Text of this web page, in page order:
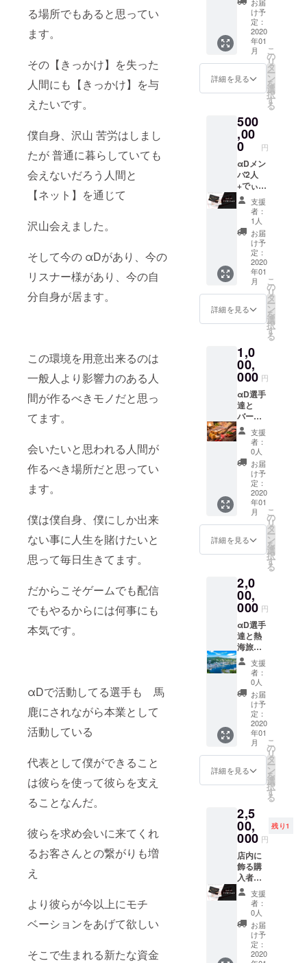
る場所でもあると思ってい
ます。
その【きっかけ】を失った
人間にも【きっかけ】を与
えたいです。
僕自身、沢山 苦労はしまし
たが 普通に暮らしていても
会えないだろう人間と
【ネット】を通じて
沢山会えました。
そして今の αDがあり、今の
リスナー様があり、今の自
分自身が居ます。
この環境を用意出来るのは
一般人より影響力のある人
間が作るべきモノだと思っ
てます。
会いたいと思われる人間が
作るべき場所だと思ってい
ます。
僕は僕自身、僕にしか出来
ない事に人生を賭けたいと
思って毎日生きてます。
だからこそゲームでも配信
でもやるからには何事にも
本気です。
αDで活動してる選手も 馬
鹿にされながら本業として
活動している
代表として僕ができること
は彼らを使って彼らを支え
ることなんだ。
彼らを求め会いに来てくれ
るお客さんとの繋がりも増
え
より彼らが今以上にモチ
ベーションをあげて欲しい
そこで生まれる新たな資金
ルダー
(クラウ
ドファ
ンディ
ング限
定) αD
全員集
合クッ
ション
ドファ
ンディ
ング限
定品) 希
望選手
のオリ
ジナル
サイン
色紙 イ
ベント
参加メ
ンバー
チェキ1
回撮影
用イベ
ント開
催 ❷ 予
約が
入って
ない場
合 お好
きに貸
切可能
3回)(1
年間場
代)(ドリ
ンク別
途) ❸
VVIP会
員証発
行 ❹ 店
の床に
特殊
ネーム
(超限定)
名前入
りαDユ
フォー
ム 開店
αDイベ
ント(オ
フ会)優
念品
グッズ
贈呈(ク
ラウド
ファン
ディン
グ限定)
ライ
ター2種
(白 黒)
αDアク
リル
キーホ
ルダー
(クラウ
ドファ
ンディ
ング限
定) αD
全員集
ション
(クラウ
ドファ
ンディ
ング限
定品) 希
望選手
のオリ
ジナル
サイン
色紙 イ
ベント
参加メ
ンバー
チェキ1
回撮影
券
お届
け予
定：
2020
年01
月
詳細を見る
こ
の
リ
タ
ー
ン
を
選
択
す
る
500
,00
0 円
αDメン
バ2人
+でぃ
ふぇあ
+無課金
Bocky
昼間可
能 25名
まで知
り合い
呼べま
す 三時
間
VVIP会
員
※VVIP
典詳細
❶ VIP
以上専
用イベ
ント開
催 ❷ 予
約が
入って
ない場
合 お好
きに貸
切可能
(最大月
3回)(1
年間場
代無料)
(ドリン
ク別途)
❸ VVIP
会員証
店の床
に特殊
ネーム
(超限定)
名前入
りαDユ
ニ
フォー
ム 開店
αDイベ
ント(オ
フ会)優
待券 記
念品
グッズ
贈呈(ク
ラウド
ファン
ディン
グ限定)
支援
者：
1人
お届
け予
定：
2020
年01
月
詳細を見る
こ
の
リ
タ
ー
ン
を
選
択
す
る
1,0
00,
000 円
αD選手
達と
バーベ
キュー
店の床
に記念
特殊
ネーム
配信部
屋に記
念特殊
ネーム
(放送時
映りま
す) 月に
1回限定
or 超無
課金 店
に顔出
しに行
きます
VVIP会
員
※VVIP
会員特
典詳細
❶ VIP
以上専
用イベ
ント開
催 ❷ 予
約が
入って
ない場
合 お好
きに貸
(最大月
3回)(1
年間場
代使用
可能)(ド
リンク
別途) ❸
VVIP会
員証発
定)名前
入りαD
ユニ
フォー
支援
者：
0人
お届
け予
定：
2020
年01
月
詳細を見る
こ
の
リ
タ
ー
ン
を
選
択
す
る
2,0
00,
000 円
αD選手
達と熱
海旅行
店の壁
にネー
ム 超無
課金宅
でホー
ムパー
ティ 月
に1回お
好きな
選手4名
とゲリ
ラ参加
可能(試
αDnam
e使用可
能) αD
選手達
とバー
ベ
キュー
店の床
に記念
特殊
ネーム
配信部
屋に記
念特殊
支援
者：
0人
お届
け予
定：
2020
年01
月
詳細を見る
こ
の
リ
タ
ー
ン
を
選
択
す
る
2,5
00,
000 円
残り1
店内に
飾る購
入者の
顔面銅
像 これ
はもう
インパ
クト抜
群です
超無課
支援
者：
0人
お届
け予
定：
2020